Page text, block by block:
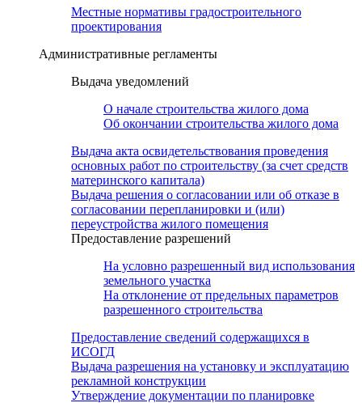
Местные нормативы градостроительного
проектирования
Административные регламенты
Выдача уведомлений
О начале строительства жилого дома
Об окончании строительства жилого дома
Выдача акта освидетельствования проведения
основных работ по строительству (за счет средств
материнского капитала)
Выдача решения о согласовании или об отказе в
согласовании перепланировки и (или)
переустройства жилого помещения
Предоставление разрешений
На условно разрешенный вид использования
земельного участка
На отклонение от предельных параметров
разрешенного строительства
Предоставление сведений содержащихся в
ИСОГД
Выдача разрешения на установку и эксплуатацию
рекламной конструкции
Утверждение документации по планировке